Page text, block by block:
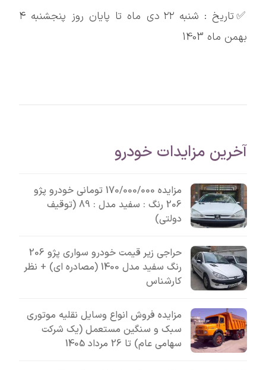
✅تاریخ : شنبه ٢٢ دی ماه تا پایان روز پنجشنبه ۴
بهمن ماه 1403
آخرین مزایدات خودرو
مزایده 170/000/000 تومانی خودرو پژو
206 رنگ : سفید مدل : 89 (توقیف
دولتی)
حراجی زیر قیمت خودرو سواری پژو 206
رنگ سفید مدل 1400 (مصادره ای) + نظر
کارشناس
مزایده فروش انواع وسایل نقلیه موتوری
سبک و سنگین مستعمل (یک شرکت
سهامی عام) تا 26 مرداد 1405